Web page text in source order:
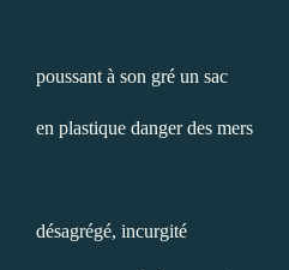
poussant à son gré un sac
en plastique danger des mers
désagrégé, incurgité